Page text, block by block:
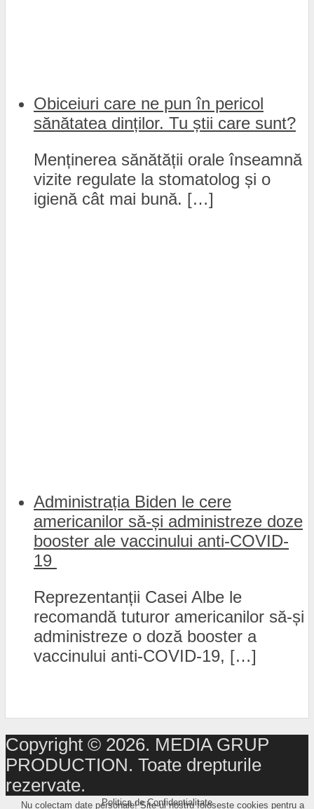
Obiceiuri care ne pun în pericol
sănătatea dinților. Tu știi care sunt?
Menținerea sănătății orale înseamnă
vizite regulate la stomatolog și o
igienă cât mai bună. […]
Administrația Biden le cere
americanilor să-și administreze doze
booster ale vaccinului anti-COVID-
19
Reprezentanții Casei Albe le
recomandă tuturor americanilor să-și
administreze o doză booster a
vaccinului anti-COVID-19, […]
Copyright © 2026. MEDIA GRUP
PRODUCTION. Toate drepturile
rezervate.
Nu colectam date personale! Site-ul nostru foloseste cookies pentru a
Politica de Confidențialitate